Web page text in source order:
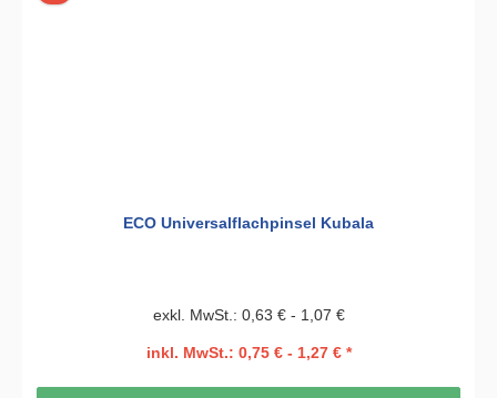
ECO Universalflachpinsel Kubala
exkl. MwSt.: 0,63 € - 1,07 €
inkl. MwSt.: 0,75 € - 1,27 € *